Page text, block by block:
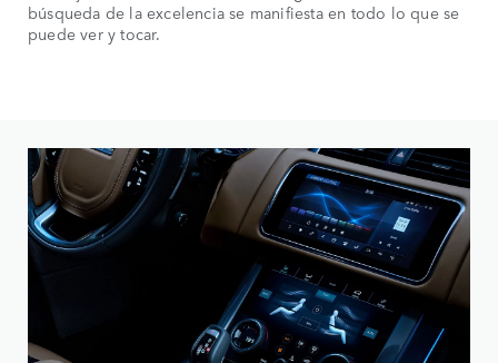
búsqueda de la excelencia se manifiesta en todo lo que se
puede ver y tocar.